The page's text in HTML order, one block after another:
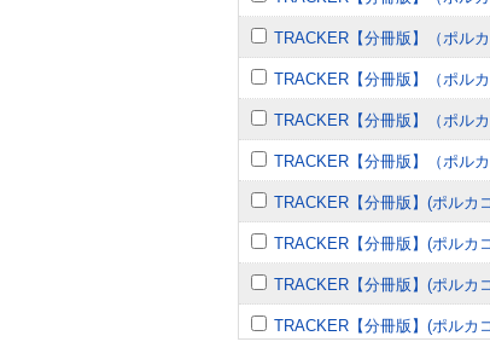
TRACKER【分冊版】（ポル
TRACKER【分冊版】（ポル
TRACKER【分冊版】（ポル
TRACKER【分冊版】（ポル
TRACKER【分冊版】(ポルカ
TRACKER【分冊版】(ポルカ
TRACKER【分冊版】(ポルカ
TRACKER【分冊版】(ポルカ